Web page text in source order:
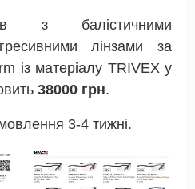
з балістичними
лінзами за
із матеріалу TRIVEX у
38000 грн.
3-4 тижні.